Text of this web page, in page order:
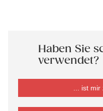
Haben Sie
verwendet?
... ist